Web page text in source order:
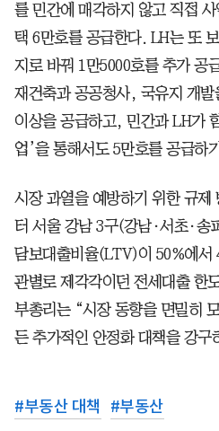
를 민간에 매각하지 않고 직접
택 6만호를 공급한다. LH는 또
지로 바꿔 1만5000호를 추가 공
재건축과 공공청사, 국유지 개발
이상을 공급하고, 민간과 LH가
업’을 통해서도 5만호를 공급하
시장 과열을 예방하기 위한 규제
터 서울 강남 3구(강남·서초·송
담보대출비율(LTV)이 50%에서
관별로 제각각이던 전세대출 한
부총리는 “시장 동향을 면밀히
든 추가적인 안정화 대책을 강구
#부동산 대책 #부동산